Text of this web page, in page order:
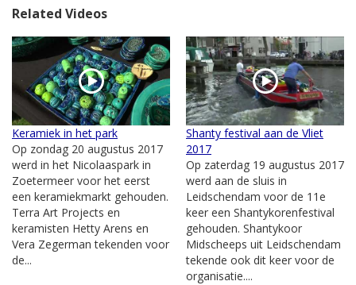
Related Videos
Keramiek in het park
Op zondag 20 augustus 2017
werd in het Nicolaaspark in
Zoetermeer voor het eerst
een keramiekmarkt gehouden.
Terra Art Projects en
keramisten Hetty Arens en
Vera Zegerman tekenden voor
de...
Shanty festival aan de Vliet
2017
Op zaterdag 19 augustus 2017
werd aan de sluis in
Leidschendam voor de 11e
keer een Shantykorenfestival
gehouden. Shantykoor
Midscheeps uit Leidschendam
tekende ook dit keer voor de
organisatie....